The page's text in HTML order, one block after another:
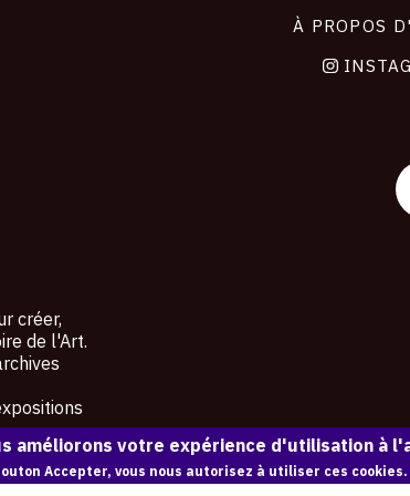
À PROPOS
créer,
de l'Art.
améliorons votre expérience d'utilisation à
Accepter, vous nous autorisez à utiliser ces cookies.